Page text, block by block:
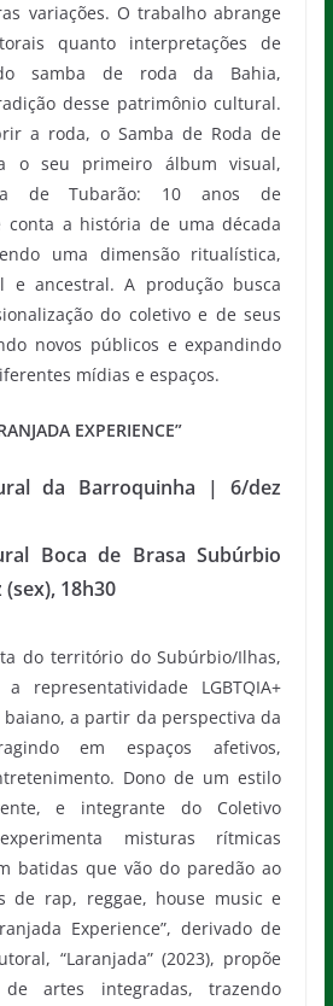
variações. O trabalho abrange
quanto interpretações de
samba de roda da Bahia,
desse patrimônio cultural.
a roda, o Samba de Roda de
o seu primeiro álbum visual,
de Tubarão: 10 anos de
conta a história de uma década
uma dimensão ritualística,
e ancestral. A produção busca
do coletivo e de seus
novos públicos e expandindo
mídias e espaços.
EXPERIENCE”
da Barroquinha | 6/dez
Boca de Brasa Subúrbio
18h30
do território do Subúrbio/Ilhas,
representatividade LGBTQIA+
a partir da perspectiva da
em espaços afetivos,
Dono de um estilo
e integrante do Coletivo
misturas rítmicas
batidas que vão do paredão ao
de rap, reggae, house music e
Experience”, derivado de
“Laranjada” (2023), propõe
artes integradas, trazendo